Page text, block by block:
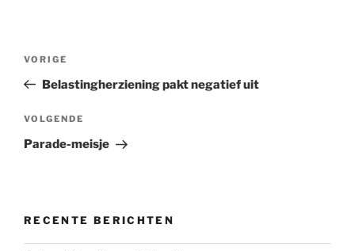
Vorig
bericht
VORIGE
Belastingherziening pakt negatief uit
Volgend
bericht
VOLGENDE
Parade-meisje
RECENTE BERICHTEN